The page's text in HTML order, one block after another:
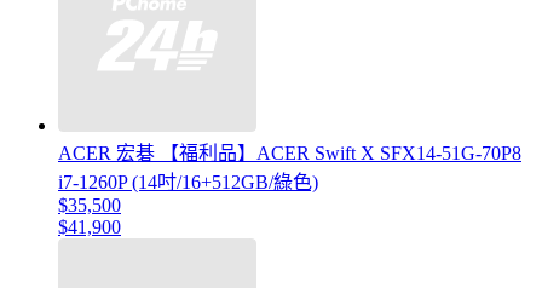
ACER 宏碁 【福利品】ACER Swift X SFX14-51G-70P8
i7-1260P (14吋/16+512GB/綠色)
$35,500
$41,900